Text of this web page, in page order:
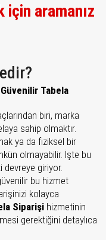
için aramanız
Tabela
biri, marka
sahip olmaktır.
ya da fiziksel bir
olmayabilir. İşte bu
devreye giriyor.
bu hizmet
kolayca
Siparişi hizmetinin
gerektiğini detaylıca